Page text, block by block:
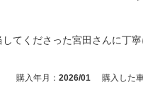
てくださった宮田さんに丁
購入年月： 2026/01 購入した車